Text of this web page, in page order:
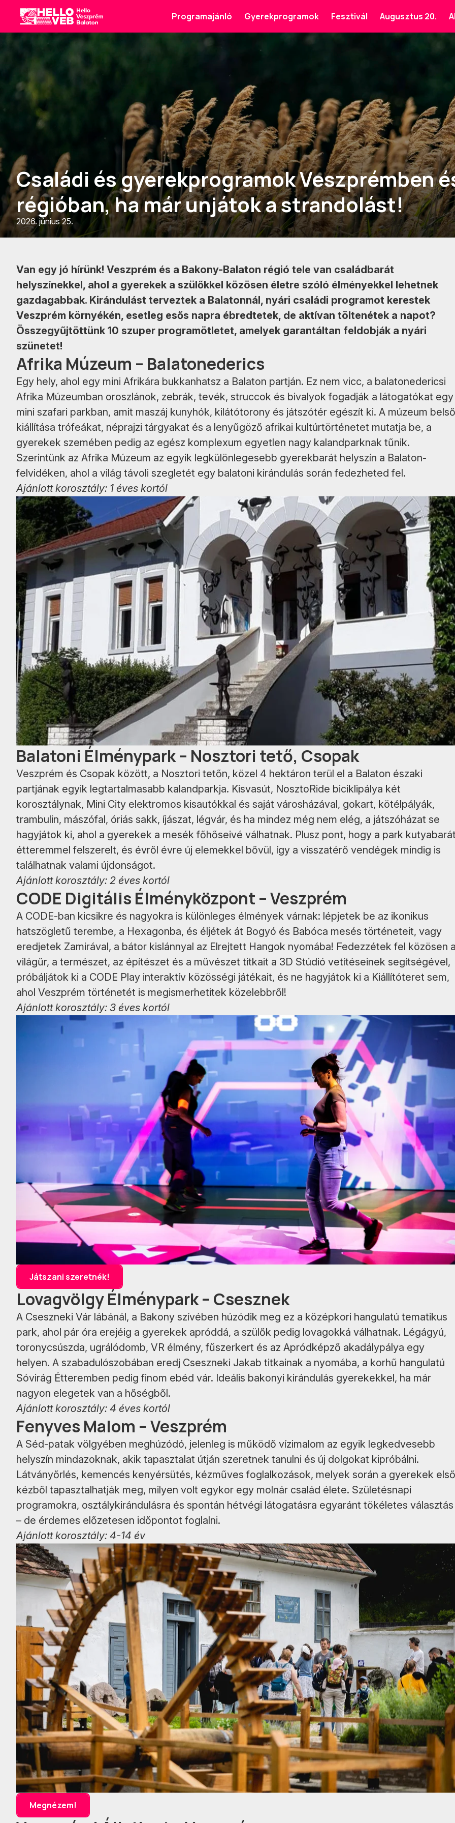
HelloVEB
Programajánló Gyerekprogramok Fesztivál Augusztus 20.
Családi és gyerekprogramok Veszprémben
régióban, ha már unjátok a strandolást!
2026. június 25.
Van egy jó hírünk! Veszprém és a Bakony-Balaton régió tele van családbarát
helyszínekkel, ahol a gyerekek a szülőkkel közösen életre szóló élményekkel lehetnek
gazdagabbak. Kirándulást terveztek a Balatonnál, nyári családi programot kerestek
Veszprém környékén, esetleg esős napra ébredtetek, de aktívan töltenétek a napot?
Összegyűjtöttünk 10 szuper programötletet, amelyek garantáltan feldobják a nyári
szünetet!
Afrika Múzeum – Balatonederics
Egy hely, ahol egy mini Afrikára bukkanhatsz a Balaton partján. Ez nem vicc, a balatonedericsi
Afrika Múzeumban oroszlánok, zebrák, tevék, struccok és bivalyok fogadják a látogatókat egy
mini szafari parkban, amit maszáj kunyhók, kilátótorony és játszótér egészít ki. A múzeum belső
kiállítása trófeákat, néprajzi tárgyakat és a lenyűgöző afrikai kultúrtörténetet mutatja be, a
gyerekek szemében pedig az egész komplexum egyetlen nagy kalandparknak tűnik.
Szerintünk az Afrika Múzeum az egyik legkülönlegesebb gyerekbarát helyszín a Balaton-
felvidéken, ahol a világ távoli szegletét egy balatoni kirándulás során fedezheted fel.
Ajánlott korosztály: 1 éves kortól
Balatoni Élménypark – Nosztori tető, Csopak
Veszprém és Csopak között, a Nosztori tetőn, közel 4 hektáron terül el a Balaton északi
partjának egyik legtartalmasabb kalandparkja. Kisvasút, NosztoRide biciklipálya két
korosztálynak, Mini City elektromos kisautókkal és saját városházával, gokart, kötélpályák,
trambulin, mászófal, óriás sakk, íjászat, légvár, és ha mindez még nem elég, a játszóházat se
hagyjátok ki, ahol a gyerekek a mesék főhőseivé válhatnak. Plusz pont, hogy a park
étteremmel felszerelt, és évről évre új elemekkel bővül, így a visszatérő vendégek mindig is
találhatnak valami újdonságot.
Ajánlott korosztály: 2 éves kortól
CODE Digitális Élményközpont – Veszprém
A CODE-ban kicsikre és nagyokra is különleges élmények várnak: lépjetek be az ikonikus
hatszögletű terembe, a Hexagonba, és éljétek át Bogyó és Babóca mesés történeteit, vagy
eredjetek Zamirával, a bátor kislánnyal az Elrejtett Hangok nyomába! Fedezzétek fel közösen
világűr, a természet, az építészet és a művészet titkait a 3D Stúdió vetítéseinek segítségével,
próbáljátok ki a CODE Play interaktív közösségi játékait, és ne hagyjátok ki a Kiállítóteret sem,
ahol Veszprém történetét is megismerhetitek közelebbről!
Ajánlott korosztály: 3 éves kortól
Játszani szeretnék!
Lovagvölgy Élménypark – Csesznek
A Cseszneki Vár lábánál, a Bakony szívében húzódik meg ez a középkori hangulatú tematikus
park, ahol pár óra erejéig a gyerekek apróddá, a szülők pedig lovagokká válhatnak. Légágyú,
toronycsúszda, ugrálódomb, VR élmény, fűszerkert és az Apródképző akadálypálya egy
helyen. A szabadulószobában eredj Cseszneki Jakab titkainak a nyomába, a korhű hangulatú
Sóvirág Étteremben pedig finom ebéd vár. Ideális bakonyi kirándulás gyerekekkel, ha már
nagyon elegetek van a hőségből.
Ajánlott korosztály: 4 éves kortól
Fenyves Malom – Veszprém
A Séd-patak völgyében meghúzódó, jelenleg is működő vízimalom az egyik legkedvesebb
helyszín mindazoknak, akik tapasztalat útján szeretnek tanulni és új dolgokat kipróbálni.
Látványőrlés, kemencés kenyérsütés, kézműves foglalkozások, melyek során a gyerekek első
kézből tapasztalhatják meg, milyen volt egykor egy molnár család élete. Születésnapi
programokra, osztálykirándulásra és spontán hétvégi látogatásra egyaránt tökéletes választás
– de érdemes előzetesen időpontot foglalni.
Ajánlott korosztály: 4-14 év
Megnézem!